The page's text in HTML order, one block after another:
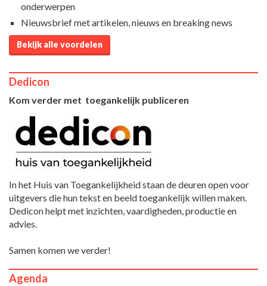
onderwerpen
Nieuwsbrief met artikelen, nieuws en breaking news
Bekijk alle voordelen
Dedicon
Kom verder met toegankelijk publiceren
In het Huis van Toegankelijkheid staan de deuren open voor
uitgevers die hun tekst en beeld toegankelijk willen maken.
Dedicon helpt met inzichten, vaardigheden, productie en
advies.
Samen komen we verder!
Agenda